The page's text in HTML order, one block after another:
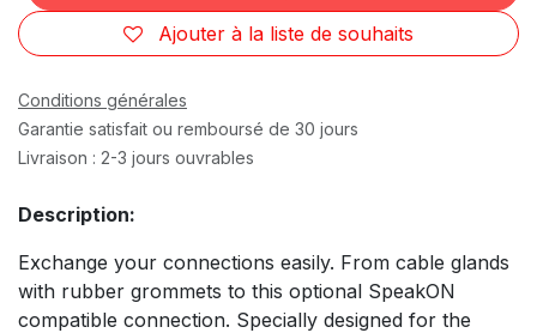
Ajouter à la liste de souhaits
Conditions générales
Garantie satisfait ou remboursé de 30 jours
Livraison : 2-3 jours ouvrables
Description:
Exchange your connections easily. From cable glands
with rubber grommets to this optional SpeakON
compatible connection. Specially designed for the